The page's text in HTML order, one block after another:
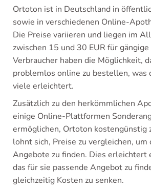
Ortoton ist in Deutschland in
sowie in verschiedenen Online-
Die Preise variieren und liegen im
zwischen 15 und 30 EUR für
Verbraucher haben die Möglichkeit,
problemlos online zu bestellen, was
viele erleichtert.
Zusätzlich zu den herkömmlichen
einige Online-Plattformen
ermöglichen, Ortoton kostengünstig
lohnt sich, Preise zu vergleichen, um
Angebote zu finden. Dies erleichtert
das für sie passende Angebot zu
gleichzeitig Kosten zu senken.